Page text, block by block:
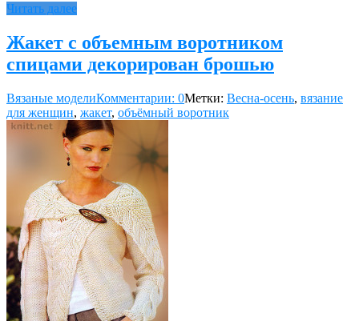
Читать далее
Жакет с объемным воротником
спицами декорирован брошью
Вязаные моделиКомментарии: 0Метки: Весна-осень, вязание
для женщин, жакет, объёмный воротник